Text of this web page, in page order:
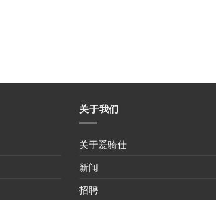
关于我们
关于爱骑仕
新闻
招聘